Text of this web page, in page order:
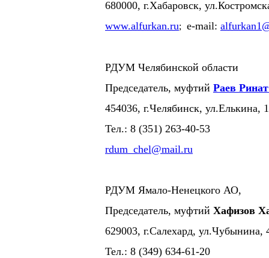
680000, г.Хабаровск,
www.alfurkan.ru; e-mail:
РДУМ Челябинской области
Председатель, муфтий Раев
454036, г.Челябинск, ул.Елькина,
Тел.: 8 (351) 263-40-53
rdum_chel@mail.ru
РДУМ Ямало-Ненецкого АО,
Председатель, муфтий Хафизов
629003, г.Салехард, ул.Чубынина,
Тел.: 8 (349) 634-61-20